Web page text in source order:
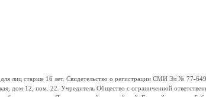
старше 16 лет. Свидетельство о регистрации СМИ Эл № 77-
дом 12, пом. 22. Учредитель Общество с ограниченной